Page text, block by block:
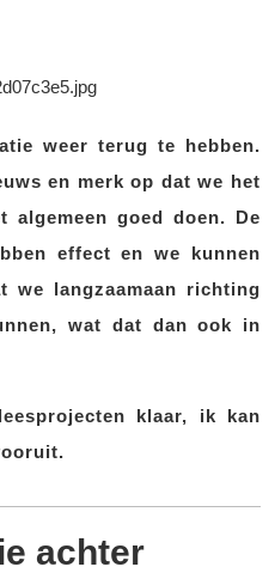
weer terug te hebben.
en merk op dat we het
algemeen goed doen. De
effect en we kunnen
we langzaamaan richting
wat dat dan ook in
klaar, ik kan
achter